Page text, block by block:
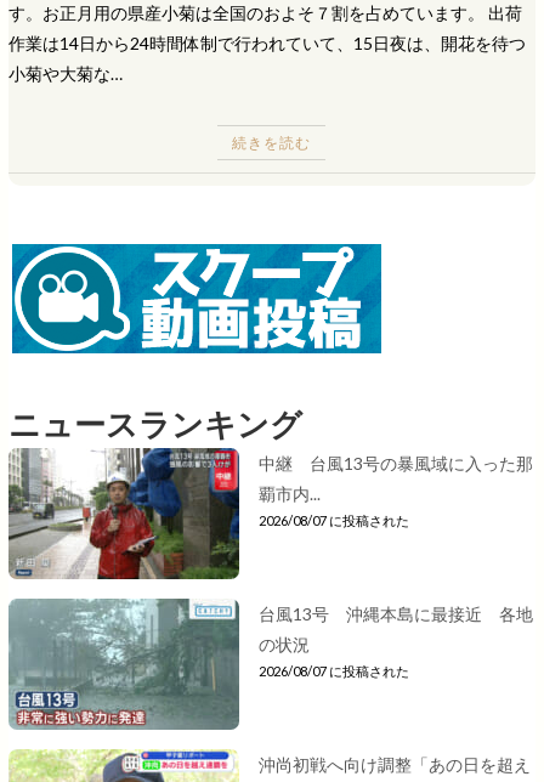
す。お正月用の県産小菊は全国のおよそ７割を占めています。 出荷
作業は14日から24時間体制で行われていて、15日夜は、開花を待つ
小菊や大菊な…
続きを読む
ニュースランキング
中継 台風13号の暴風域に入った那
覇市内...
2026/08/07 に投稿された
台風13号 沖縄本島に最接近 各地
の状況
2026/08/07 に投稿された
沖尚初戦へ向け調整「あの日を超え